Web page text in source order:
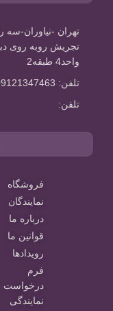
تهران -نیاوران-
واحد4 طبقه2
تلفن: 09121347463
تلفن:
فروشگاه
نمایندگان
درباره ما
قوانین ما
رویدادها
فرم
درخواست
نمایندگی